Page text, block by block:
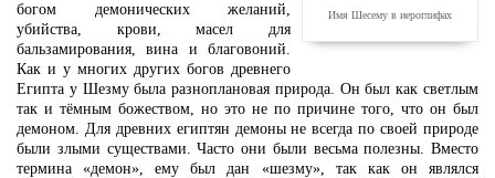
Имя Шесему в иероглифах
богом демонических желаний,
убийства, крови, масел для
бальзамирования, вина и благовоний.
Как и у многих других богов древнего
Египта у Шезму была разноплановая природа. Он был как светлым
так и тёмным божеством, но это не по причине того, что он был
демоном. Для древних египтян демоны не всегда по своей природе
были злыми существами. Часто они были весьма полезны. Вместо
термина «демон», ему был дан «шезму», так как он являлся